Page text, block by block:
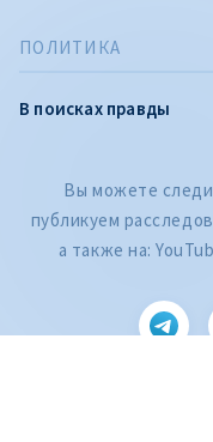
ПОЛИТИКА
В поисках правды
Вы можете
публикуем
а также на:
CITEȘTE